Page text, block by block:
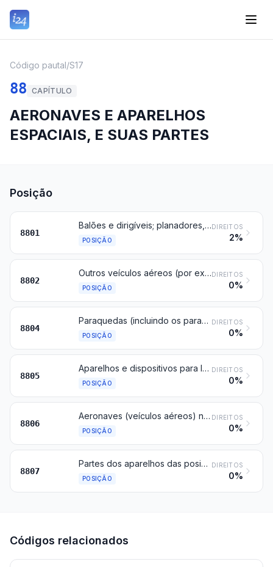
Código pautal/S17
88 CAPÍTULO
AERONAVES E APARELHOS
ESPACIAIS, E SUAS PARTES
Posição
8801
Balões e dirigíveis; planadores, asas voadoras e outros veículos aéreos, não concebidos para propulsão a motor
POSIÇÃO
DIREITOS
2%
8802
Outros veículos aéreos (por exemplo, helicópteros, aviões), exceto aeronaves (veículos aéreos) não tripuladas da posição 8806; veículos espaciais (incluindo os satélites) e seus veículos de lançamento, e veículos suborbitais
POSIÇÃO
DIREITOS
0%
8804
Paraquedas (incluindo os paraquedas dirigíveis e os parapentes) e os paraquedas giratórios; suas partes e acessórios
POSIÇÃO
DIREITOS
0%
8805
Aparelhos e dispositivos para lançamento de veículos aéreos; aparelhos e dispositivos para aterragem (aterrissagem) de veículos aéreos em porta-aviões e aparelhos e dispositivos semelhantes; aparelhos de treino de voo em terra; suas partes
POSIÇÃO
DIREITOS
0%
8806
Aeronaves (veículos aéreos) não tripuladas
POSIÇÃO
DIREITOS
0%
8807
Partes dos aparelhos das posições 8801, 8802 ou 8806
POSIÇÃO
DIREITOS
0%
Códigos relacionados